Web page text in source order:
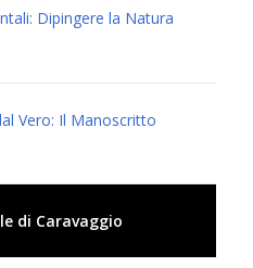
Dipingere la Natura
Vero: Il Manoscritto
di Caravaggio